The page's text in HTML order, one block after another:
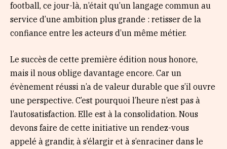
football, ce jour-là, n’était qu’un langage commun au
service d’une ambition plus grande : retisser de la
confiance entre les acteurs d’un même métier.
Le succès de cette première édition nous honore,
mais il nous oblige davantage encore. Car un
évènement réussi n’a de valeur durable que s’il ouvre
une perspective. C’est pourquoi l’heure n’est pas à
l’autosatisfaction. Elle est à la consolidation. Nous
devons faire de cette initiative un rendez-vous
appelé à grandir, à s’élargir et à s’enraciner dans le